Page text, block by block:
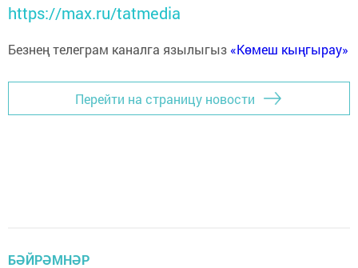
https://max.ru/tatmedia
Безнең телеграм каналга язылыгыз «Көмеш кыңгырау»
Перейти на страницу новости
БӘЙРӘМНӘР